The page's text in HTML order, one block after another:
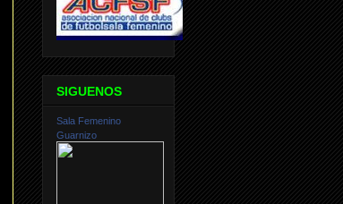
SIGUENOS
Sala Femenino
Guarnizo